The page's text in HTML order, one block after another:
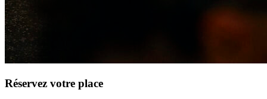
Réservez votre place